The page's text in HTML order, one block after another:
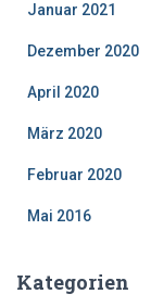
Januar 2021
Dezember 2020
April 2020
März 2020
Februar 2020
Mai 2016
Kategorien